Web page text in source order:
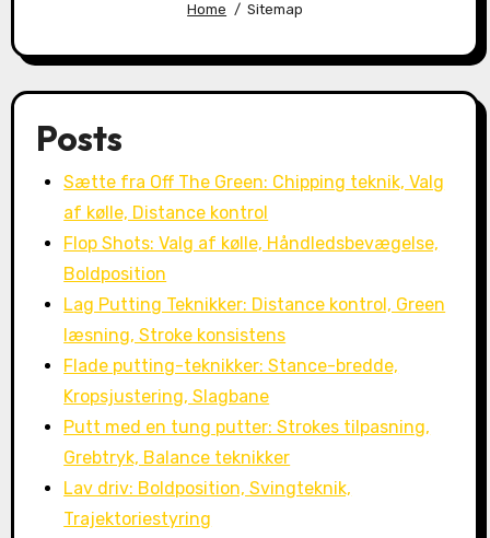
Home Sitemap
Posts
Sætte fra Off The Green: Chipping teknik, Valg
af kølle, Distance kontrol
Flop Shots: Valg af kølle, Håndledsbevægelse,
Boldposition
Lag Putting Teknikker: Distance kontrol, Green
læsning, Stroke konsistens
Flade putting-teknikker: Stance-bredde,
Kropsjustering, Slagbane
Putt med en tung putter: Strokes tilpasning,
Grebtryk, Balance teknikker
Lav driv: Boldposition, Svingteknik,
Trajektoriestyring